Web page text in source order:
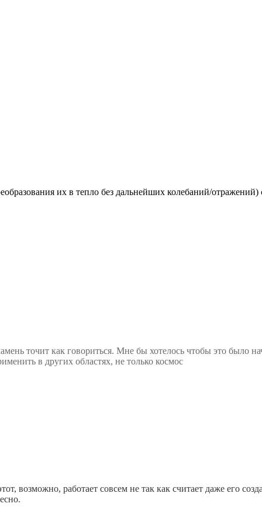
их в тепло без дальнейших колебаний/отражений)
точит как говориться. Мне бы хотелось чтобы это было
в других областях, не только космос
возможно, работает совсем не так как считает даже его